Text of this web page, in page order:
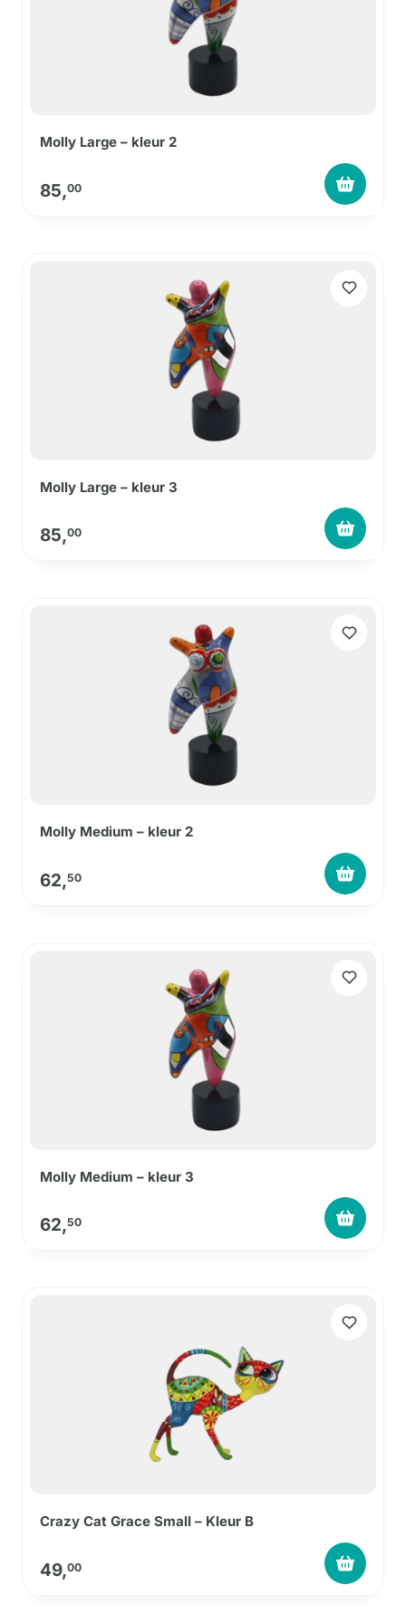
Molly Large – kleur 2
85,00
Molly Large – kleur 3
85,00
Molly Medium – kleur 2
62,50
Molly Medium – kleur 3
62,50
Crazy Cat Grace Small – Kleur B
49,00